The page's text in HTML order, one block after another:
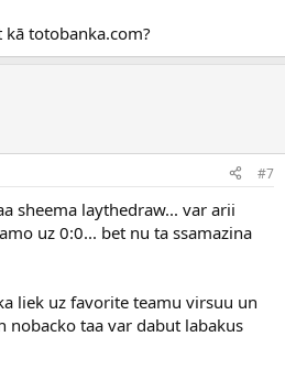
totobanka.com?
#7
sheema laythedraw... var arii
uz 0:0... bet nu ta ssamazina
liek uz favorite teamu virsuu un
nobacko taa var dabut labakus